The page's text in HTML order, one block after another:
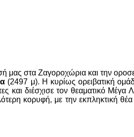
στα Ζαγοροχώρια και την
(2497 μ). Η κυρίως ορειβατική
διέσχισε τον θεαματικό
κορυφή, με την εκπληκτική